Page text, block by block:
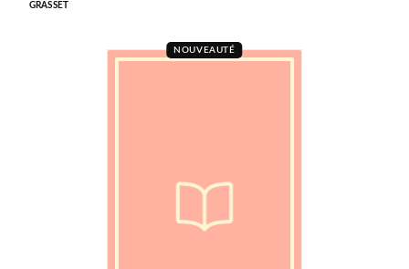
GRASSET
NOUVEAUTÉ